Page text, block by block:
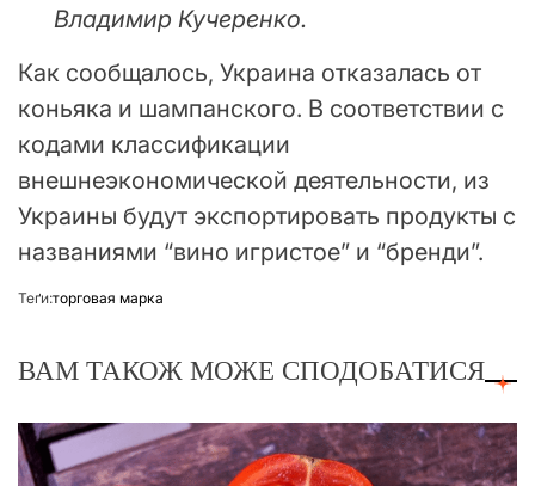
Владимир Кучеренко.
Как сообщалось, Украина отказалась от
коньяка и шампанского. В соответствии с
кодами классификации
внешнеэкономической деятельности, из
Украины будут экспортировать продукты с
названиями “вино игристое” и “бренди”.
Теґи:торговая марка
ВАМ ТАКОЖ МОЖЕ СПОДОБАТИСЯ